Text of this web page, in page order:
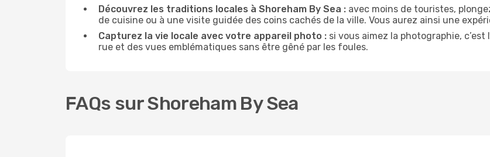
Découvrez les traditions locales à Shoreham By Sea : avec moins de touristes,
de cuisine ou à une visite guidée des coins cachés de la ville. Vous aurez ainsi une
Capturez la vie locale avec votre appareil photo : si vous aimez la photographie,
rue et des vues emblématiques sans être gêné par les foules.
FAQs sur Shoreham By Sea